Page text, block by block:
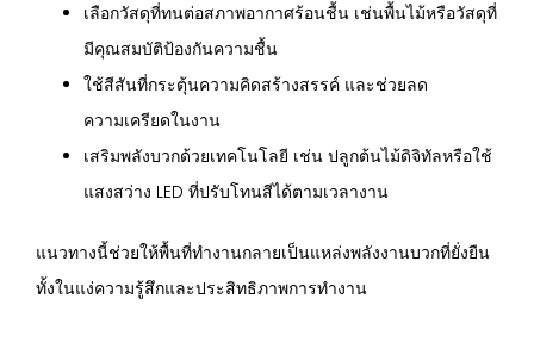
เลือกวัสดุที่ทนต่อสภาพอากาศร้อนชื้น เช่นพื้นไม้หรือวัสดุที่
มีคุณสมบัติป้องกันความชื้น
ใช้สีสันที่กระตุ้นความคิดสร้างสรรค์ และช่วยลด
ความเครียดในงาน
เสริมพลังบวกด้วยเทคโนโลยี เช่น ปลูกต้นไม้ดิจิทัลหรือใช้
แสงสว่าง LED ที่ปรับโทนสีได้ตามเวลางาน
แนวทางนี้ช่วยให้พื้นที่ทำงานกลายเป็นแหล่งพลังงานบวกที่ยั่งยืน
ทั้งในแง่ความรู้สึกและประสิทธิภาพการทำงาน